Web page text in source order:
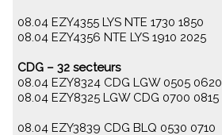
08.04 EZY4355 LYS NTE 1730 1850
08.04 EZY4356 NTE LYS 1910 2025
CDG – 32 secteurs
08.04 EZY8324 CDG LGW 0505 0620
08.04 EZY8325 LGW CDG 0700 0815
08.04 EZY3839 CDG BLQ 0530 0710